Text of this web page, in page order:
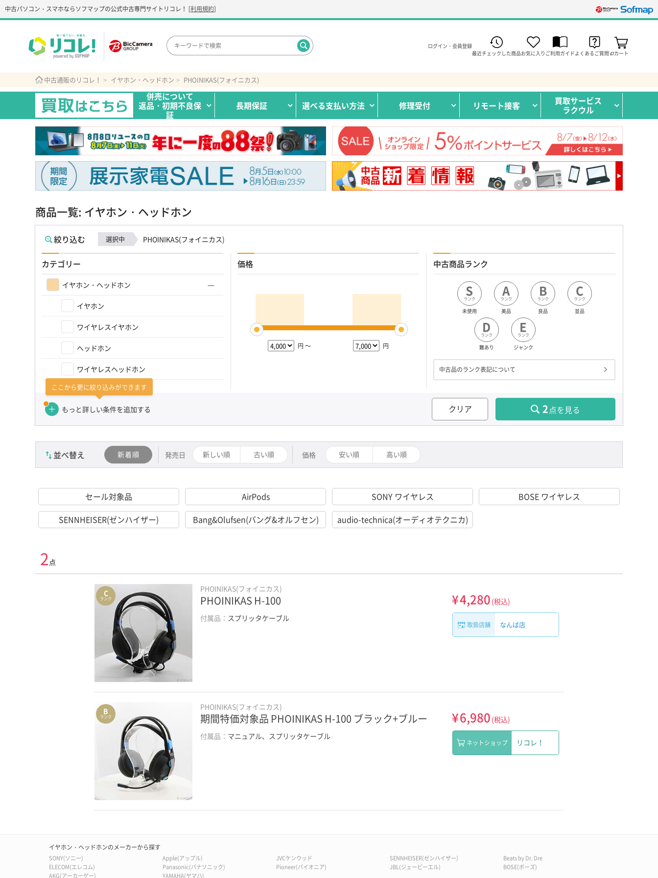
中古パソコン・スマホならソフマップの公式中古専門サイト リコレ！ [利用規約]
ログイン・会員登録
最近チェックした商品お気に入り ご利用ガイドよくあるご質問 カート
中古通販のリコレ！ イヤホン・ヘッドホン PHOINIKAS(フォイニカス)
併売について
返品・初期不良保
証
長期保証 選べる支払い方法 修理受付 リモート接客 買取サービス
ラクウル
商品一覧: イヤホン・ヘッドホン
絞り込む 選択中 PHOINIKAS(フォイニカス)
カテゴリー
イヤホン・ヘッドホン
イヤホン
ワイヤレスイヤホン
ヘッドホン
ワイヤレスヘッドホン
カテゴリーを選び直す（かんたん検索）
価格
円 ～ 円
中古商品ランク
S
ランク
未使用
A
ランク
美品
B
ランク
良品
C
ランク
並品
D
ランク
難あり
E
ランク
ジャンク
中古品のランク表記について
ここから更に絞り込みができます
もっと詳しい条件を追加する クリア 2点を見る
並べ替え 新着順 発売日 新しい順 古い順 価格 安い順 高い順
セール対象品 AirPods SONY ワイヤレス
BOSE ワイヤレス
SENNHEISER(ゼンハイザー)
Bang&Olufsen(バング&オルフセン) audio-technica(オーディオテクニカ)
2点
C
ランク
PHOINIKAS(フォイニカス)
PHOINIKAS H-100
付属品： スプリッタケーブル
¥4,280 (税込)
取扱店舗 なんば店
B
ランク
PHOINIKAS(フォイニカス)
期間特価対象品 PHOINIKAS H-100 ブラック+ブルー
付属品： マニュアル、スプリッタケーブル
¥6,980 (税込)
ネットショップ リコレ！
イヤホン・ヘッドホンのメーカーから探す
SONY(ソニー) Apple(アップル) JVCケンウッド SENNHEISER(ゼンハイザー)
Beats by Dr. Dre
ELECOM(エレコム)
Panasonic(パナソニック) Pioneer(パイオニア) JBL(ジェービーエル)
BOSE(ボーズ)
AKG(アーカーゲー)
YAMAHA(ヤマハ)